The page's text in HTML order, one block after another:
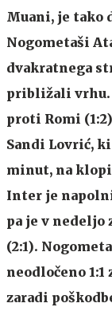
Muani, je tako
Nogometaši
dvakratnega
približali vrhu.
proti Romi
Sandi Lovrić,
minut, na klopi
Inter je
pa je v nedeljo
(2:1).
neodločeno
zaradi